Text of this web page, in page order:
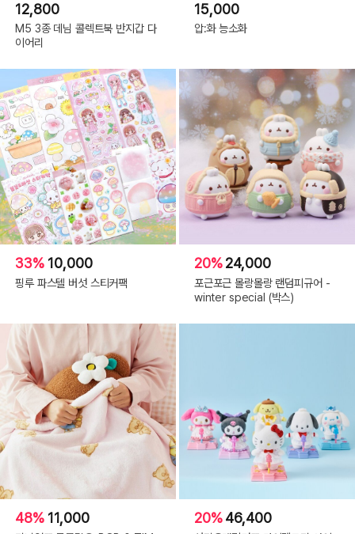
12,800
M5 3종 데님 콜렉트북 반지갑 다
이어리
15,000
압:화 능소화
33% 10,000
핑루 파스텔 버섯 스티커팩
20%24,000
포근포근 몰랑몰랑 랜덤피규어 -
winter special (박스)
48% 11,000 20%46,400